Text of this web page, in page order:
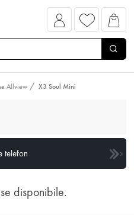
Allview X3 Soul Mini
telefon
disponibile.